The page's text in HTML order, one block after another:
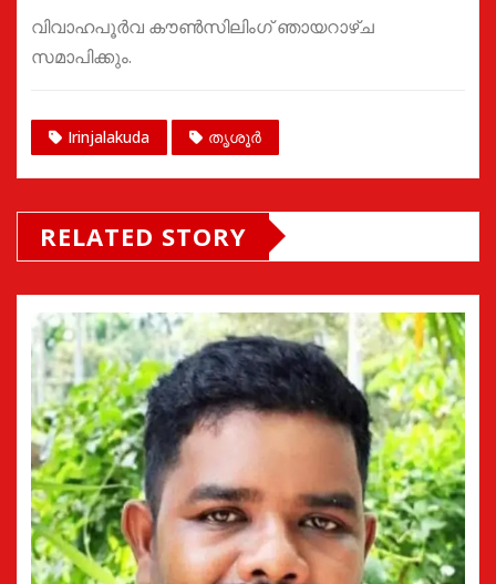
വിവാഹപൂർവ കൗൺസിലിംഗ് ഞായറാഴ്ച
സമാപിക്കും.
Irinjalakuda തൃശൂർ
RELATED STORY